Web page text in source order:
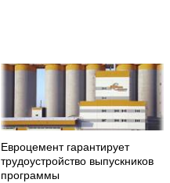
Евроцемент гарантирует
трудоустройство выпускников
программы